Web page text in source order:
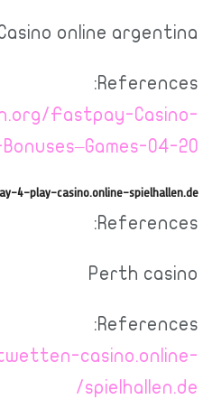
online argentina
References:
Fastpay-Casino-
04-20
4-play-casino.online-spielhallen.de
References:
Perth casino
References:
casino.online-
spielhallen.de/